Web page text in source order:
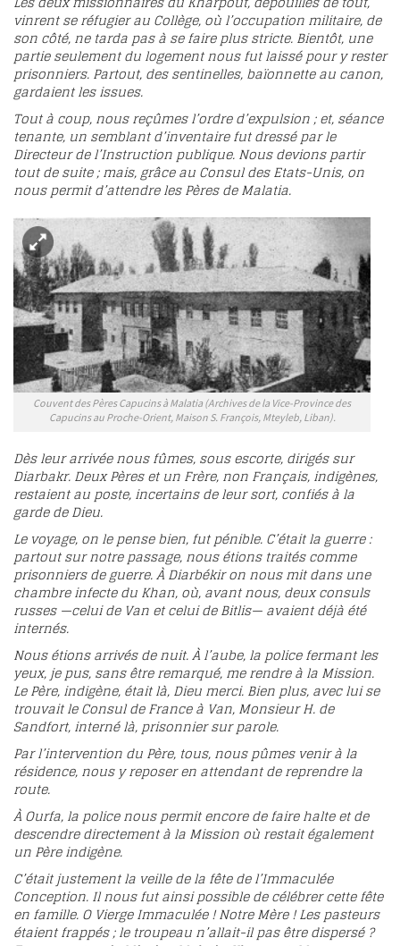
vinrent se réfugier au Collège, où l’occupation militaire, de
son côté, ne tarda pas à se faire plus stricte. Bientôt, une
partie seulement du logement nous fut laissé pour y rester
prisonniers. Partout, des sentinelles, baïonnette au canon,
gardaient les issues.
Tout à coup, nous reçûmes l’ordre d’expulsion ; et, séance
tenante, un semblant d’inventaire fut dressé par le
Directeur de l’Instruction publique. Nous devions partir
tout de suite ; mais, grâce au Consul des Etats-Unis, on
nous permit d’attendre les Pères de Malatia.
Couvent des Pères Capucins à Malatia (Archives de la Vice-Province des
Capucins au Proche-Orient, Maison S. François, Mteyleb, Liban).
Dès leur arrivée nous fûmes, sous escorte, dirigés sur
Diarbakr. Deux Pères et un Frère, non Français, indigènes,
restaient au poste, incertains de leur sort, confiés à la
garde de Dieu.
Le voyage, on le pense bien, fut pénible. C’était la guerre :
partout sur notre passage, nous étions traités comme
prisonniers de guerre. À Diarbékir on nous mit dans une
chambre infecte du Khan, où, avant nous, deux consuls
russes —celui de Van et celui de Bitlis— avaient déjà été
internés.
Nous étions arrivés de nuit. À l’aube, la police fermant les
yeux, je pus, sans être remarqué, me rendre à la Mission.
Le Père, indigène, était là, Dieu merci. Bien plus, avec lui se
trouvait le Consul de France à Van, Monsieur H. de
Sandfort, interné là, prisonnier sur parole.
Par l’intervention du Père, tous, nous pûmes venir à la
résidence, nous y reposer en attendant de reprendre la
route.
À Ourfa, la police nous permit encore de faire halte et de
descendre directement à la Mission où restait également
un Père indigène.
C’était justement la veille de la fête de l’Immaculée
Conception. Il nous fut ainsi possible de célébrer cette fête
en famille. O Vierge Immaculée ! Notre Mère ! Les pasteurs
étaient frappés ; le troupeau n’allait-il pas être dispersé ?